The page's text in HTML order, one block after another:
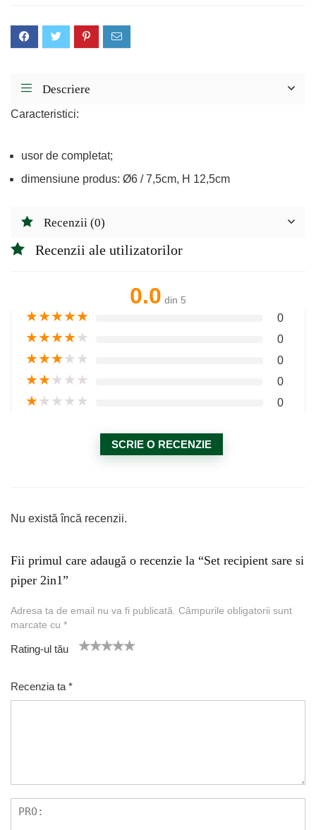
Descriere
Caracteristici:
usor de completat;
dimensiune produs: Ø6 / 7,5cm, H 12,5cm
Recenzii (0)
Recenzii ale utilizatorilor
0.0 din 5
★★★★★ 0
★★★★★ 0
★★★★★ 0
★★★★★ 0
★★★★★ 0
SCRIE O RECENZIE
Nu există încă recenzii.
Fii primul care adaugă o recenzie la “Set recipient sare si
piper 2in1”
Adresa ta de email nu va fi publicată. Câmpurile obligatorii sunt
marcate cu *
Rating-ul tău
5
star
Recenzia ta *